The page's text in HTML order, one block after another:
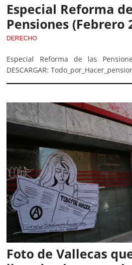
Especial Reforma
Pensiones (Febrero
DERECHO
Especial Reforma de las
DESCARGAR:
Foto de Vallecas